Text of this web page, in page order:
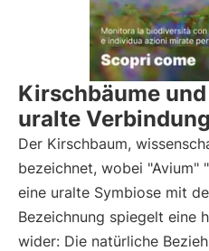
Kirschbäume
uralte Verbindung
Der Kirschbaum,
bezeichnet, wobei "Avium"
eine uralte Symbiose mit
Bezeichnung spiegelt eine
wider: Die natürliche